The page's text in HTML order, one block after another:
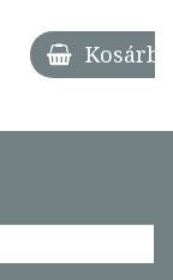
Kosárba